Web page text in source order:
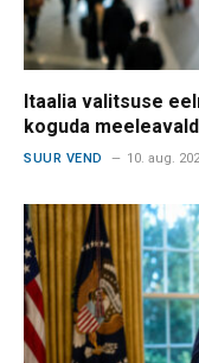
Itaalia valitsuse
koguda
SUUR VEND 10. aug.